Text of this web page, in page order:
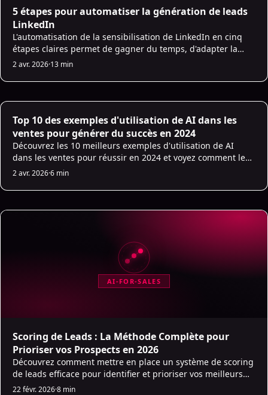
AI Prospecting
5 étapes pour automatiser la génération de leads
LinkedIn
L'automatisation de la sensibilisation de LinkedIn en cinq
étapes claires permet de gagner du temps, d'adapter la
prospection personnalisée de B2B et d'améliorer les taux de
2 avr. 2026·13 min
AI for Sales
Top 10 des exemples d'utilisation de AI dans les
ventes pour générer du succès en 2024
Découvrez les 10 meilleurs exemples d'utilisation de AI
dans les ventes pour réussir en 2024 et voyez comment les
équipes commerciales exploitent l'intelligence artificielle
2 avr. 2026·6 min
AI-FOR-SALES
Scoring de Leads : La Méthode Complète pour
Prioriser vos Prospects en 2026
Découvrez comment mettre en place un système de scoring
de leads efficace pour identifier et prioriser vos meilleurs
prospects B2B. Guide complet avec exemples et bonnes
22 févr. 2026·8 min